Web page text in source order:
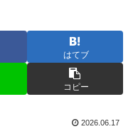
はてブ
コピー
2026.06.17